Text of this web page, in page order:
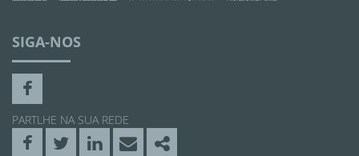
SIGA-NOS
PARTLHE NA SUA REDE
FacebookTwitterLinkedin
Email